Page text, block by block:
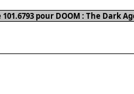
pour DOOM : The Dark